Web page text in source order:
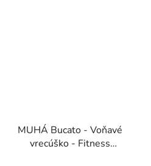
MUHÁ Bucato - Voňavé
vrecúško - Fitness